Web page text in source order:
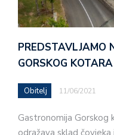
PREDSTAVLJAMO
GORSKOG
Obitelj 11/06/2021
Gastronomija
odražava sklad